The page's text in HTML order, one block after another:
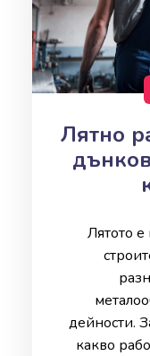
Лятно
Лятото
дейности.
какво